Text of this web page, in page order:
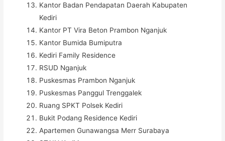
Kantor Badan Pendapatan Daerah Kabupaten
Kediri
Kantor PT Vira Beton Prambon Nganjuk
Kantor Bumida Bumiputra
Kediri Family Residence
RSUD Nganjuk
Puskesmas Prambon Nganjuk
Puskesmas Panggul Trenggalek
Ruang SPKT Polsek Kediri
Bukit Podang Residence Kediri
Apartemen Gunawangsa Merr Surabaya